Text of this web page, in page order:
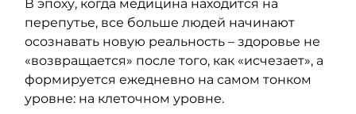
В эпоху, когда медицина находится на
перепутье, все больше людей начинают
осознавать новую реальность – здоровье не
«возвращается» после того, как «исчезает», а
формируется ежедневно на самом тонком
уровне: на клеточном уровне.